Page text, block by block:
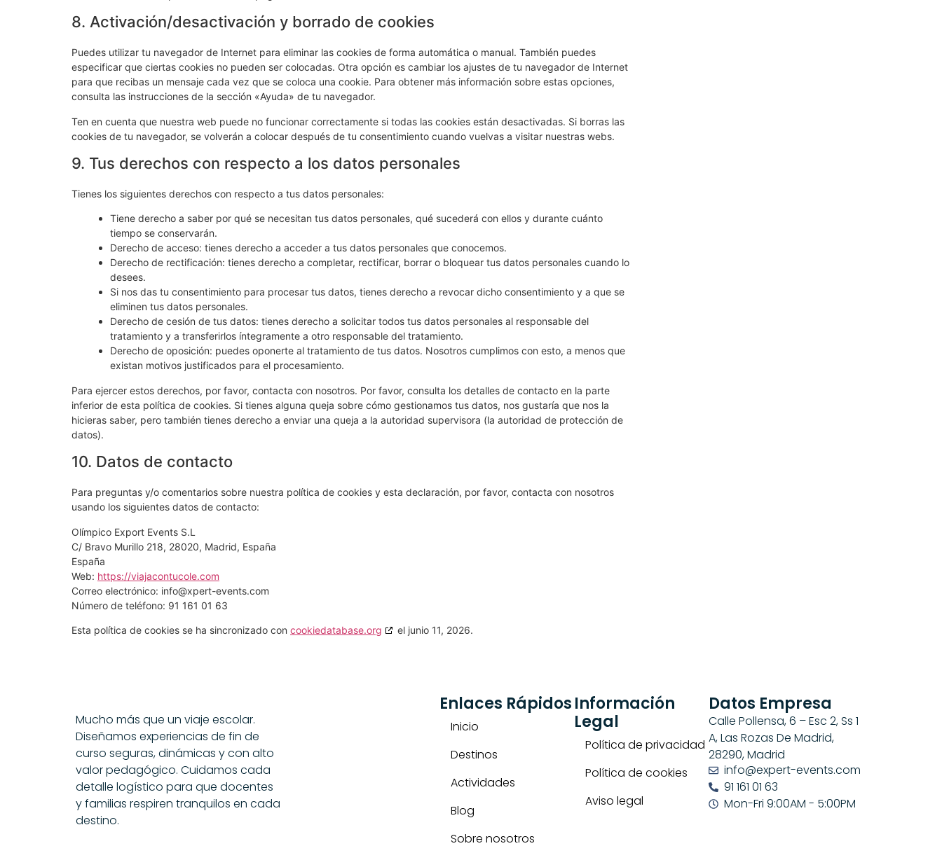
8. Activación/desactivación y borrado de cookies
Puedes utilizar tu navegador de Internet para eliminar las cookies de forma automática o manual. También puedes
especificar que ciertas cookies no pueden ser colocadas. Otra opción es cambiar los ajustes de tu navegador de Internet
para que recibas un mensaje cada vez que se coloca una cookie. Para obtener más información sobre estas opciones,
consulta las instrucciones de la sección «Ayuda» de tu navegador.
Ten en cuenta que nuestra web puede no funcionar correctamente si todas las cookies están desactivadas. Si borras las
cookies de tu navegador, se volverán a colocar después de tu consentimiento cuando vuelvas a visitar nuestras webs.
9. Tus derechos con respecto a los datos personales
Tienes los siguientes derechos con respecto a tus datos personales:
Tiene derecho a saber por qué se necesitan tus datos personales, qué sucederá con ellos y durante cuánto
tiempo se conservarán.
Derecho de acceso: tienes derecho a acceder a tus datos personales que conocemos.
Derecho de rectificación: tienes derecho a completar, rectificar, borrar o bloquear tus datos personales cuando lo
desees.
Si nos das tu consentimiento para procesar tus datos, tienes derecho a revocar dicho consentimiento y a que se
eliminen tus datos personales.
Derecho de cesión de tus datos: tienes derecho a solicitar todos tus datos personales al responsable del
tratamiento y a transferirlos íntegramente a otro responsable del tratamiento.
Derecho de oposición: puedes oponerte al tratamiento de tus datos. Nosotros cumplimos con esto, a menos que
existan motivos justificados para el procesamiento.
Para ejercer estos derechos, por favor, contacta con nosotros. Por favor, consulta los detalles de contacto en la parte
inferior de esta política de cookies. Si tienes alguna queja sobre cómo gestionamos tus datos, nos gustaría que nos la
hicieras saber, pero también tienes derecho a enviar una queja a la autoridad supervisora (la autoridad de protección de
datos).
10. Datos de contacto
Para preguntas y/o comentarios sobre nuestra política de cookies y esta declaración, por favor, contacta con nosotros
usando los siguientes datos de contacto:
Olímpico Export Events S.L
C/ Bravo Murillo 218, 28020, Madrid, España
España
Web: https://viajacontucole.com
Correo electrónico: info@xpert-events.com
Número de teléfono: 91 161 01 63
Esta política de cookies se ha sincronizado con cookiedatabase.org el junio 11, 2026.
Mucho más que un viaje escolar.
Diseñamos experiencias de fin de
curso seguras, dinámicas y con alto
valor pedagógico. Cuidamos cada
detalle logístico para que docentes
y familias respiren tranquilos en cada
destino.
Enlaces Rápidos
Inicio
Destinos
Actividades
Blog
Sobre nosotros
Información
Legal
Política de privacidad
Política de cookies
Aviso legal
Datos Empresa
Calle Pollensa, 6 – Esc 2, Ss 1
A, Las Rozas De Madrid,
28290, Madrid
info@expert-events.com
91 161 01 63
Mon-Fri 9:00AM - 5:00PM